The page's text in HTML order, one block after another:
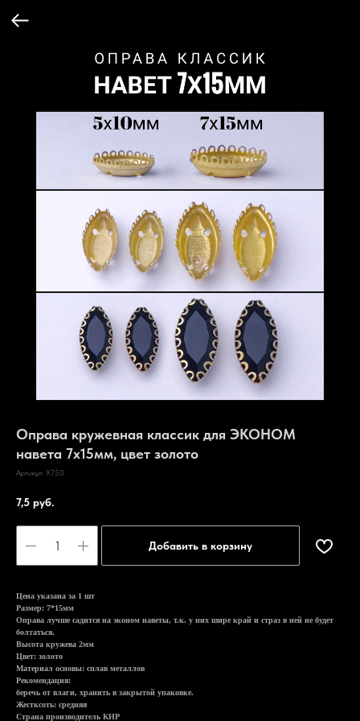
Оправа кружевная классик для ЭКОНОМ
навета 7х15мм, цвет золото
Артикул: X750
7,5 руб.
Добавить в корзину
Цена указана за 1 шт
Размер: 7*15мм
Оправа лучше садится на эконом наветы, т.к. у них шире край и страз в ней не будет
болтаться.
Высота кружева 2мм
Цвет: золото
Материал основы: сплав металлов
Рекомендация:
беречь от влаги, хранить в закрытой упаковке.
Жестксоть: средняя
Страна производитель КНР